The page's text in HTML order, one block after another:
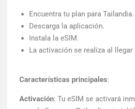
Encuentra tu plan para Tailandia.
Descarga la aplicación.
Instala la eSIM.
La activación se realiza al
Características principales:
Activación: Tu eSIM se activará